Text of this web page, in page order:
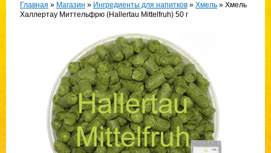
Главная » Магазин » Ингредиенты для напитков » Хмель » Хмель
Халлертау Миттельфрю (Hallertau Mittelfruh) 50 г